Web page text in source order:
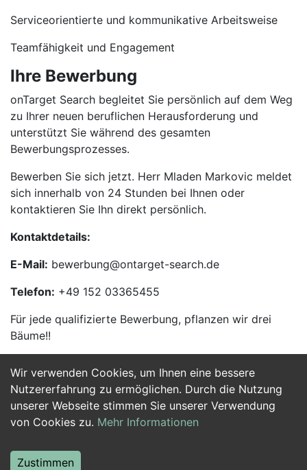
Wir verwenden Cookies, um Ihnen eine bessere
Nutzererfahrung zu ermöglichen. Durch die Nutzung
unserer Webseite stimmen Sie unserer Verwendung
von Cookies zu. Mehr Informationen
Zustimmen
Serviceorientierte und kommunikative Arbeitsweise
Teamfähigkeit und Engagement
Ihre Bewerbung
onTarget Search begleitet Sie persönlich auf dem Weg
zu Ihrer neuen beruflichen Herausforderung und
unterstützt Sie während des gesamten
Bewerbungsprozesses.
Bewerben Sie sich jetzt. Herr Mladen Markovic meldet
sich innerhalb von 24 Stunden bei Ihnen oder
kontaktieren Sie Ihn direkt persönlich.
Kontaktdetails:
E-Mail: bewerbung@ontarget-search.de
Telefon: +49 152 03365455
Für jede qualifizierte Bewerbung, pflanzen wir drei
Bäume!!
Jetzt Bewerben